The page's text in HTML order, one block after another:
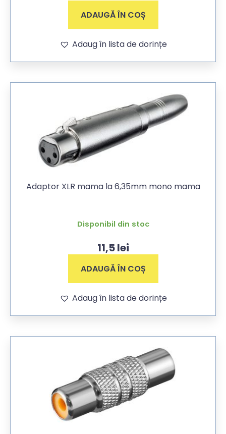
ADAUGĂ ÎN COȘ
Adaug în lista de dorințe
Adaptor XLR mama la 6,35mm mono mama
Disponibil din stoc
11,5lei
ADAUGĂ ÎN COȘ
Adaug în lista de dorințe